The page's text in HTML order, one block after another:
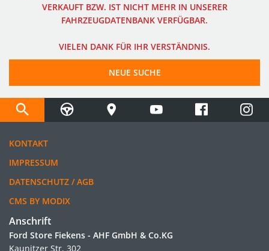
VERKAUFT BZW. IST NICHT MEHR IN UNSERER
FAHRZEUGDATENBANK VERFÜGBAR.
VIELEN DANK FÜR IHR VERSTÄNDNIS.
NEUE SUCHE
KONTAKT
IMPRESSUM
DATENSCHUTZ / AGB
CMS BY MODIX
Anschrift
Ford Store Fiekens - AHF GmbH & Co.KG
Kaunitzer Str. 302